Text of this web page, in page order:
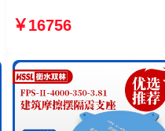
摆隔震支座 摩擦摆式减震
￥16756